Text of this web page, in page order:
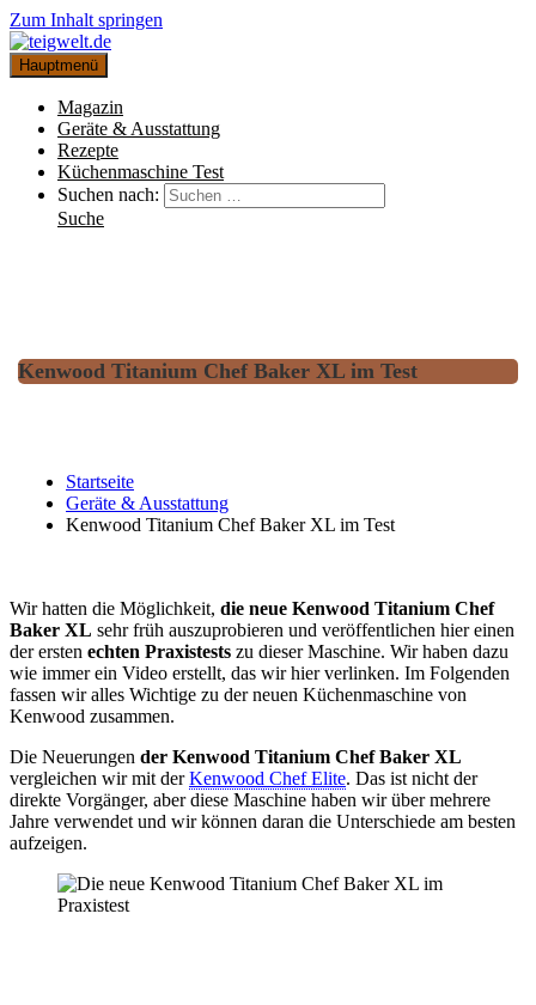
Zum Inhalt springen
Hauptmenü
Magazin
Geräte & Ausstattung
Rezepte
Küchenmaschine Test
Suchen nach:
Suche
Kenwood Titanium Chef Baker XL im Test
Startseite
Geräte & Ausstattung
Kenwood Titanium Chef Baker XL im Test
Wir hatten die Möglichkeit, die neue Kenwood Titanium Chef
Baker XL sehr früh auszuprobieren und veröffentlichen hier einen
der ersten echten Praxistests zu dieser Maschine. Wir haben dazu
wie immer ein Video erstellt, das wir hier verlinken. Im Folgenden
fassen wir alles Wichtige zu der neuen Küchenmaschine von
Kenwood zusammen.
Die Neuerungen der Kenwood Titanium Chef Baker XL
vergleichen wir mit derKenwood Chef Elite. Das ist nicht der
direkte Vorgänger, aber diese Maschine haben wir über mehrere
Jahre verwendet und wir können daran die Unterschiede am besten
aufzeigen.